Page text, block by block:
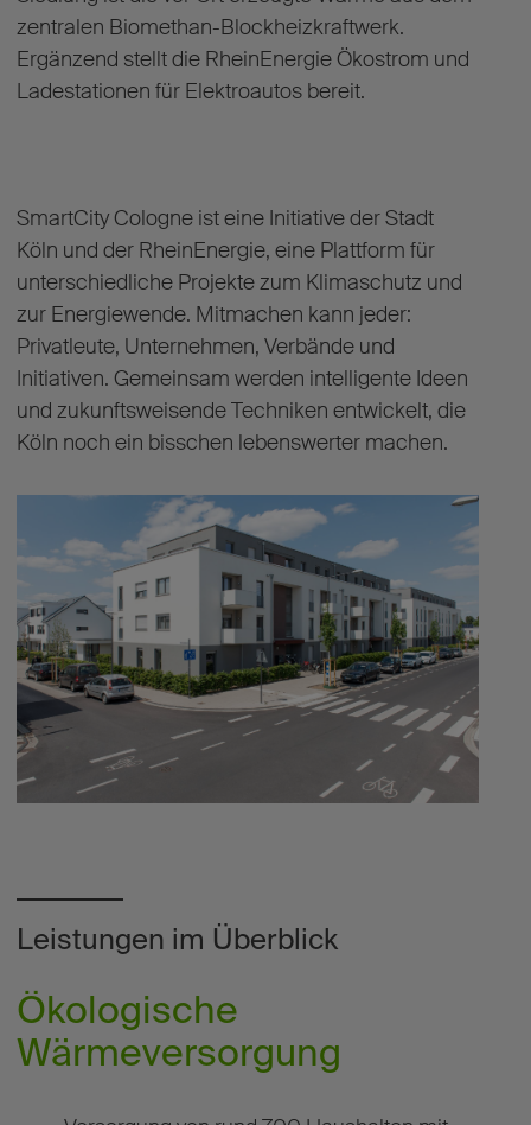
zentralen Biomethan-Blockheizkraftwerk.
Ergänzend stellt die RheinEnergie Ökostrom und
Ladestationen für Elektroautos bereit.
SmartCity Cologne ist eine Initiative der Stadt
Köln und der RheinEnergie, eine Plattform für
unterschiedliche Projekte zum Klimaschutz und
zur Energiewende. Mitmachen kann jeder:
Privatleute, Unternehmen, Verbände und
Initiativen. Gemeinsam werden intelligente Ideen
und zukunftsweisende Techniken entwickelt, die
Köln noch ein bisschen lebenswerter machen.
Leistungen im Überblick
Ökologische
Wärmeversorgung